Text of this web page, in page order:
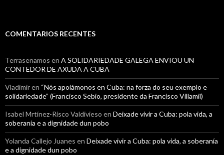
COMENTARIOS RECENTES
Terrasenamos en A SOLIDARIEDADE GALEGA ENVIOU UN
CONTEDOR DE AXUDA A CUBA
Vladimiren “Nós apoiámonos en Cuba: na forza do seu exemplo e
solidariedade” (Francisco Sebio, presidente da Francisco Villamil)
Isabel Mrtínez-Risco Valdivieso en Deixade vivir a Cuba: pola vida, a
soberanía e a dignidade dun pobo
Yolanda Callejo Juanes en Deixade vivir a Cuba: pola vida, a soberanía
e a dignidade dun pobo